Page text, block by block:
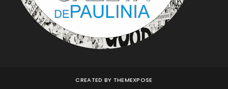
CREATED BY THEMEXPOSE